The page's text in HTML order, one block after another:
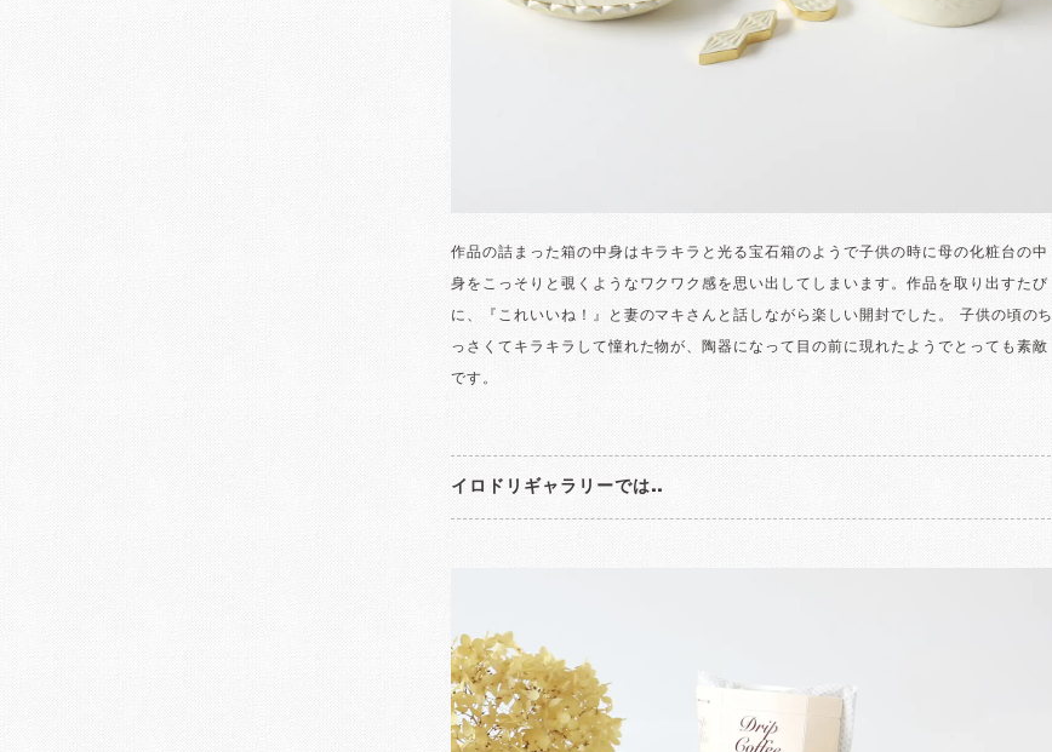
作品の詰まった箱の中身はキラキラと光る宝石箱のようで子供の時に母の化粧台の中
身をこっそりと覗くようなワクワク感を思い出してしまいます。作品を取り出すたび
に、『これいいね！』と妻のマキさんと話しながら楽しい開封でした。 子供の頃のち
っさくてキラキラして憧れた物が、陶器になって目の前に現れたようでとっても素敵
です。
イロドリギャラリーでは..